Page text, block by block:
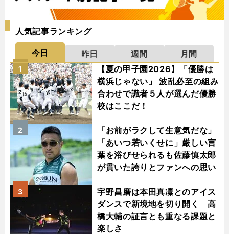
人気記事ランキング
今日 昨日 週間
月間
【夏の甲子園2026】「優勝は
横浜じゃない」 波乱必至の組み
合わせで識者５人が選んだ優勝
校はここだ！
1
「お前がラクして生意気だな」
「あいつ若いくせに」厳しい言
葉を浴びせられるも佐藤慎太郎
が貫いた誇りとファンへの思い
2
宇野昌磨は本田真凜とのアイス
ダンスで新境地を切り開く 高
橋大輔の証言とも重なる課題と
楽しさ
3